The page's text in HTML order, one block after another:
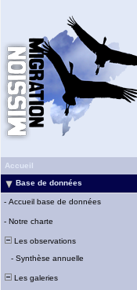
Accueil
Base de données
- Accueil base de données
- Notre charte
Les observations
- Synthèse annuelle
Les galeries